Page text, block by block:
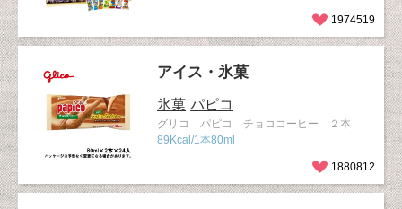
1974519
アイス・氷菓
氷菓 パピコ
グリコ パピコ チョココーヒー ２本
89Kcal/1本80ml
1880812